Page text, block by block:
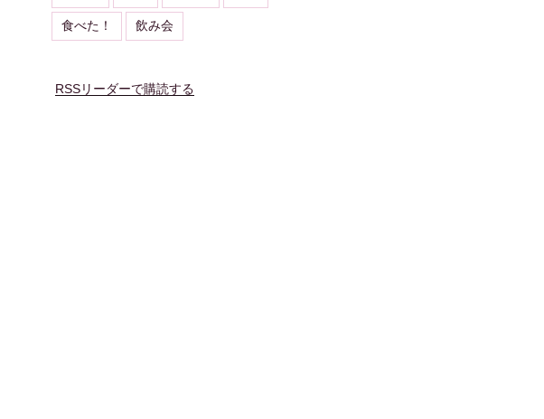
食べた！ 飲み会
RSSリーダーで購読する